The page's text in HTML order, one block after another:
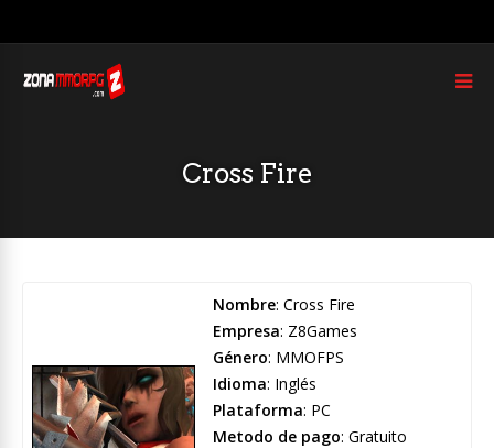
Cross Fire
Nombre: Cross Fire
Empresa: Z8Games
Género: MMOFPS
Idioma: Inglés
Plataforma: PC
Metodo de pago: Gratuito